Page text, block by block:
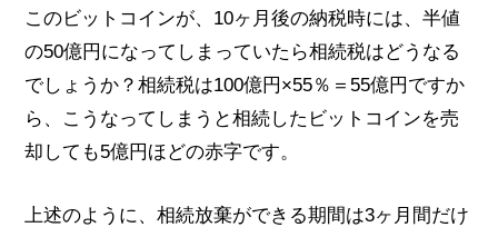
このビットコインが、10ヶ月後の納税時には、半値
の50億円になってしまっていたら相続税はどうなる
でしょうか？相続税は100億円×55％＝55億円ですか
ら、こうなってしまうと相続したビットコインを売
却しても5億円ほどの赤字です。
上述のように、相続放棄ができる期間は3ヶ月間だけ